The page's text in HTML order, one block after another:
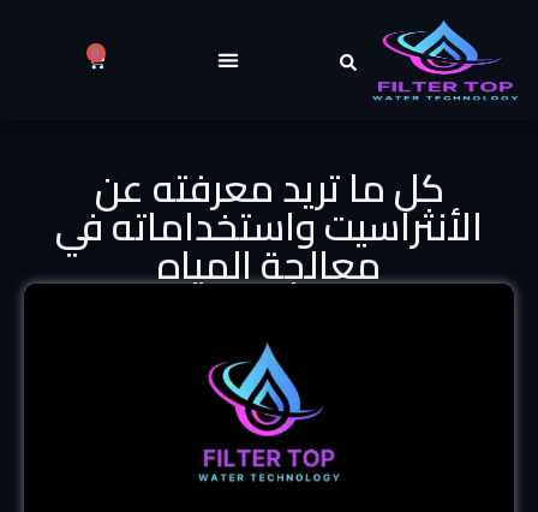
0
كل ما تريد معرفته عن
الأنثراسيت واستخداماته في
معالجة المياه